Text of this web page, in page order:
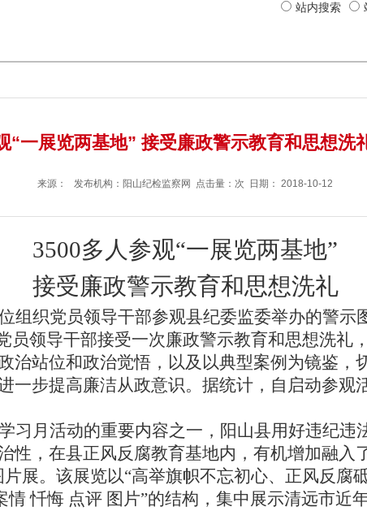
站内搜索
“一展览两基地” 接受廉政警示教育和思想洗
来源： 发布机构： 阳山纪检监察网 点击量：次 日期： 2018-10-12
3500多 人参观“一展览两基地”
接受廉政警示教育和思想洗礼
组织党员领导干部参观县纪委监委举办的警示
员领导干部接受一次廉政警示教育和思想洗礼
治站位和政治觉悟，以及以典型案例为镜鉴，
一步提高廉洁从政意识。 据统计，自启动参观
习月活动的重要内容之一，阳山县用好违纪违
性，在县正风反腐教育基地内，有机增加融入
展。该展览以“高举旗帜不忘初心、正风反腐
情 忏悔 点评 图片”的结构，集中展示清远市近